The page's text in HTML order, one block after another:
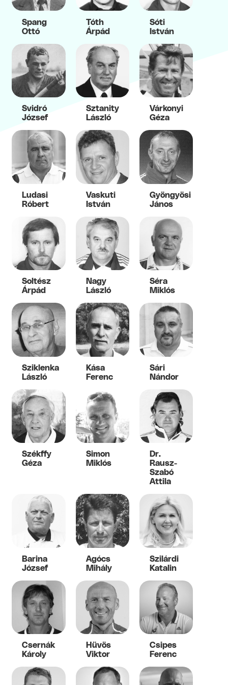
Spang
Ottó
Tóth
Árpád
Sóti
István
Svidró
József
Sztanity
László
Várkonyi
Géza
Ludasi
Róbert
Vaskuti
István
Gyöngyösi
János
Soltész
Árpád
Nagy
László
Séra
Miklós
Sziklenka
László
Kása
Ferenc
Sári
Nándor
Székffy
Géza
Simon
Miklós
Dr.
Rausz-
Szabó
Attila
Barina
József
Agócs
Mihály
Szilárdi
Katalin
Csernák
Károly
Hüvös
Viktor
Csipes
Ferenc